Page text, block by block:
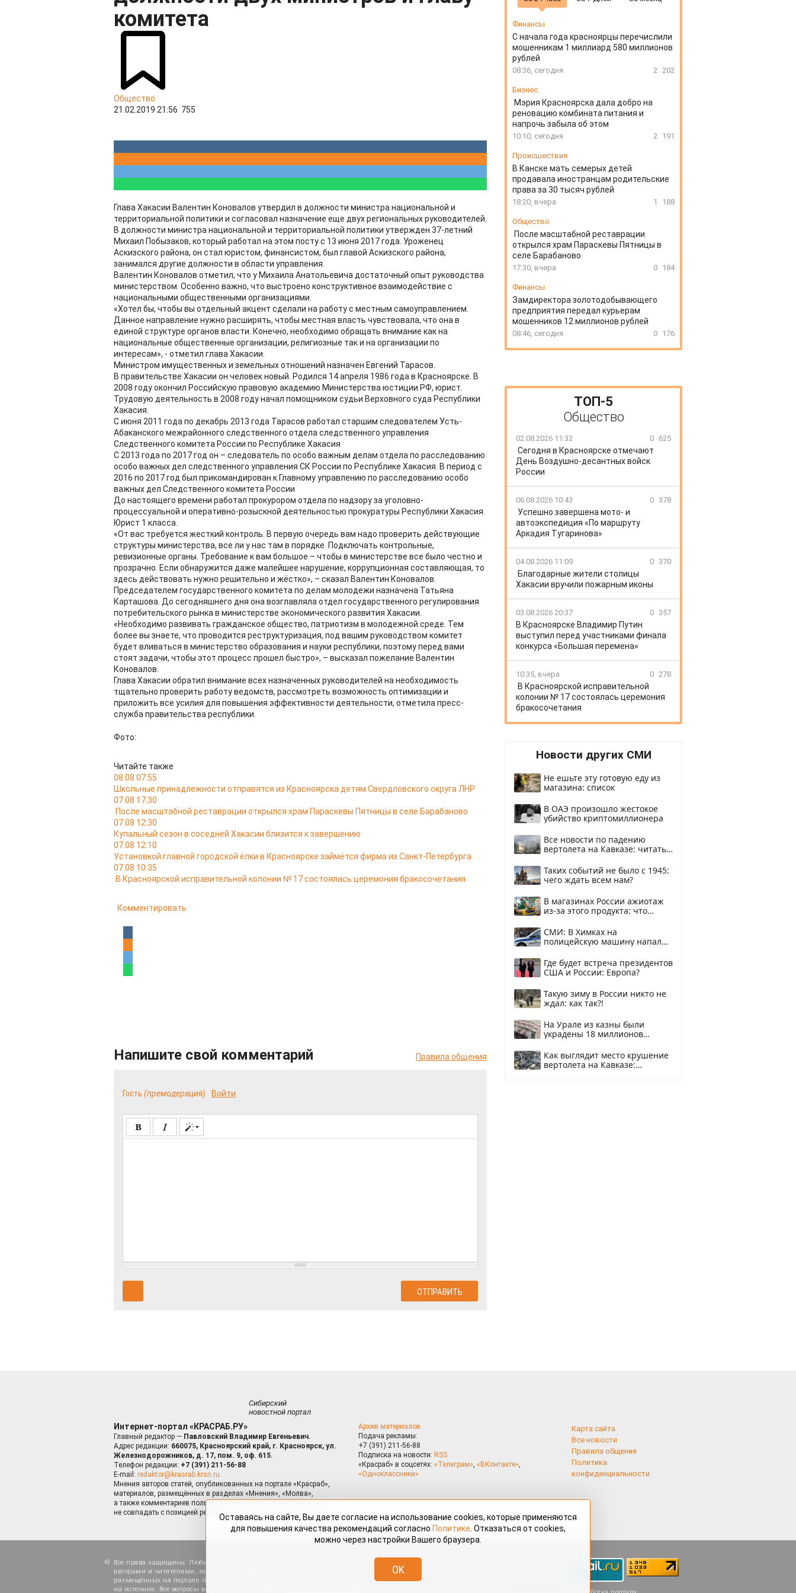
комитета
Общество
21.02.2019 21:56 755
Глава Хакасии Валентин Коновалов утвердил в должности министра национальной и
территориальной политики и согласовал назначение еще двух региональных руководителей.
В должности министра национальной и территориальной политики утвержден 37-летний
Михаил Побызаков, который работал на этом посту с 13 июня 2017 года. Уроженец
Аскизского района, он стал юристом, финансистом, был главой Аскизского района,
занимался другие должности в области управления.
Валентин Коновалов отметил, что у Михаила Анатольевича достаточный опыт руководства
министерством. Особенно важно, что выстроено конструктивное взаимодействие с
национальными общественными организациями.
«Хотел бы, чтобы вы отдельный акцент сделали на работу с местным самоуправлением.
Данное направление нужно расширять, чтобы местная власть чувствовала, что она в
единой структуре органов власти. Конечно, необходимо обращать внимание как на
национальные общественные организации, религиозные так и на организации по
интересам», - отметил глава Хакасии.
Министром имущественных и земельных отношений назначен Евгений Тарасов.
В правительстве Хакасии он человек новый. Родился 14 апреля 1986 года в Красноярске. В
2008 году окончил Российскую правовую академию Министерства юстиции РФ, юрист.
Трудовую деятельность в 2008 году начал помощником судьи Верховного суда Республики
Хакасия.
С июня 2011 года по декабрь 2013 года Тарасов работал старшим следователем Усть-
Абаканского межрайонного следственного отдела следственного управления
Следственного комитета России по Республике Хакасия
С 2013 года по 2017 год он – следователь по особо важным делам отдела по расследованию
особо важных дел следственного управления СК России по Республике Хакасия. В период с
2016 по 2017 год был прикомандирован к Главному управлению по расследованию особо
важных дел Следственного комитета России
До настоящего времени работал прокурором отдела по надзору за уголовно-
процессуальной и оперативно-розыскной деятельностью прокуратуры Республики Хакасия.
Юрист 1 класса.
«От вас требуется жесткий контроль. В первую очередь вам надо проверить действующие
структуры министерства, все ли у нас там в порядке. Подключать контрольные,
ревизионные органы. Требование к вам большое – чтобы в министерстве все было честно и
прозрачно. Если обнаружится даже малейшее нарушение, коррупционная составляющая, то
здесь действовать нужно решительно и жёстко», – сказал Валентин Коновалов.
Председателем государственного комитета по делам молодежи назначена Татьяна
Карташова. До сегодняшнего дня она возглавляла отдел государственного регулирования
потребительского рынка в министерстве экономического развития Хакасии.
«Необходимо развивать гражданское общество, патриотизм в молодежной среде. Тем
более вы знаете, что проводится реструктуризация, под вашим руководством комитет
будет вливаться в министерство образования и науки республики, поэтому перед вами
стоят задачи, чтобы этот процесс прошел быстро», – высказал пожелание Валентин
Коновалов.
Глава Хакасии обратил внимание всех назначенных руководителей на необходимость
тщательно проверить работу ведомств, рассмотреть возможность оптимизации и
приложить все усилия для повышения эффективности деятельности, отметила пресс-
служба правительства республики.
Фото:
Читайте также
08.08 07:55
Школьные принадлежности отправятся из Красноярска детям Свердловского округа ЛНР
07.08 17:30
После масштабной реставрации открылся храм Параскевы Пятницы в селе Барабаново
07.08 12:30
Купальный сезон в соседней Хакасии близится к завершению
07.08 12:10
Установкой главной городской ёлки в Красноярске займётся фирма из Санкт-Петербурга
07.08 10:35
В Красноярской исправительной колонии № 17 состоялась церемония бракосочетания
Комментировать
Напишите свой комментарий Правила общения
Гость (премодерация) Войти
Финансы
С начала года красноярцы перечислили
мошенникам 1 миллиард 580 миллионов
рублей
08:36, сегодня 2 202
Бизнес
Мэрия Красноярска дала добро на
реновацию комбината питания и
напрочь забыла об этом
10:10, сегодня 2 191
Происшествия
В Канске мать семерых детей
продавала иностранцам родительские
права за 30 тысяч рублей
18:20, вчера 1 188
Общество
После масштабной реставрации
открылся храм Параскевы Пятницы в
селе Барабаново
17:30, вчера 0 184
Финансы
Замдиректора золотодобывающего
предприятия передал курьерам
мошенников 12 миллионов рублей
08:46, сегодня 0 176
ТОП-5
Общество
02.08.2026 11:32 0 625
Сегодня в Красноярске отмечают
День Воздушно-десантных войск
России
06.08.2026 10:43 0 378
Успешно завершена мото- и
автоэкспедиция «По маршруту
Аркадия Тугаринова»
04.08.2026 11:09 0 370
Благодарные жители столицы
Хакасии вручили пожарным иконы
03.08.2026 20:37 0 357
В Красноярске Владимир Путин
выступил перед участниками финала
конкурса «Большая перемена»
10:35, вчера 0 278
В Красноярской исправительной
колонии № 17 состоялась церемония
бракосочетания
Новости других СМИ
Не ешьте эту готовую еду из
магазина: список
В ОАЭ произошло жестокое
убийство криптомиллионера
Все новости по падению
вертолета на Кавказе: читать
Таких событий не было с 1945:
чего ждать всем нам?
В магазинах России ажиотаж
из-за этого продукта: что
СМИ: В Химках на
полицейскую машину напали
Где будет встреча президентов
США и России: Европа?
Такую зиму в России никто не
ждал: как так?!
На Урале из казны были
украдены 18 миллионов
Как выглядит место крушение
вертолета на Кавказе:
Сибирский
новостной портал
Интернет-портал «КРАСРАБ.РУ»
Главный редактор — Павловский Владимир Евгеньевич.
Адрес редакции: 660075, Красноярский край, г. Красноярск, ул.
Железнодорожников, д. 17, пом. 9, оф. 615.
Телефон редакции: +7 (391) 211-56-88
E-mail: redaktor@krasrab.krsn.ru
Мнения авторов статей, опубликованных на портале «Красраб»,
материалов, размещённых в разделах «Мнения», «Молва»,
а также комментариев пользователей к материалам сайта могут
не совпадать с позицией редакции.
Архив материалов
Подача рекламы:
+7 (391) 211-56-88
Подписка на новости: RSS
«Красраб» в соцсетях: «Телеграм», «ВКонтакте»,
«Одноклассники»
Карта сайта
Все новости
Правила общения
Политика
конфиденциальности
Все права защищены. Любые материалы, размещённые на портале «Красраб.ру» сотрудниками редакции, нештатными
авторами и читателями, являются объектами авторского права. Полное или частичное использование материалов,
размещённых на портале «Красраб.ру», допускается только с письменного согласия редакции с указанием ссылки
на источник. Все вопросы можно задать по адресу
Оставаясь на сайте, Вы даете согласие на использование cookies, которые применяются
для повышения качества рекомендаций согласно Политике . Отказаться от cookies,
можно через настройки Вашего браузера.
OK